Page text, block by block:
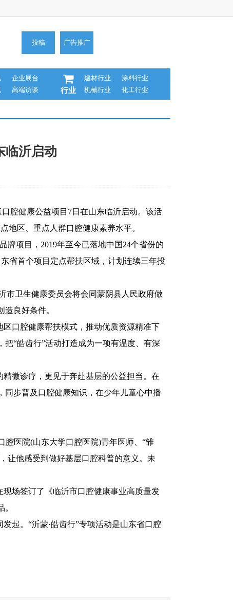
投稿 广告推广
企业展台
高端访谈 行业
建材行业
涂料行业
机械行业
化工行业
临沂启动
腔健康公益项目7日在山东临沂启动。该活
地区、重点人群口腔健康素养水平。
项目，2019年至今已落地中国24个省份的
省首个项目定点帮扶区域，计划连续三年投
卫生健康委员会将会同蒙阴县人民政府做
良好条件。
口腔健康帮扶模式，推动优质资源精准下
“皓齿行”活动打造成为一项有温度、有深
微诊疗，更见于奔赴基层的公益担当。在
步普及口腔健康知识，在少年儿童心中播
医院(山东大学口腔医院)青年医师、“雏
让他感受到做好基层口腔科普的意义。未
场签订了《临沂市口腔健康事业高质量发
起。“沂蒙·皓齿行”专项活动是山东省口腔